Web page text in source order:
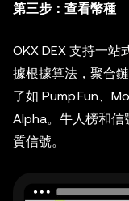
第三步：查看幣種
OKX DEX 支持一站
據根據算法，聚合
了如 Pump.Fun、
Alpha。牛人榜和信
質信號。